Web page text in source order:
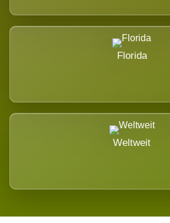
Florida
Weltweit